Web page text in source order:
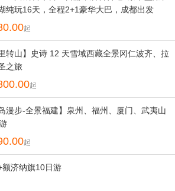
纯玩16天，全程2+1豪华大巴，成都出发
起
里转山】史诗 12 天雪域西藏全景冈仁波齐、拉
之旅
起
岛漫步-全景福建】泉州、福州、厦门、武夷山
起
额济纳旗10日游